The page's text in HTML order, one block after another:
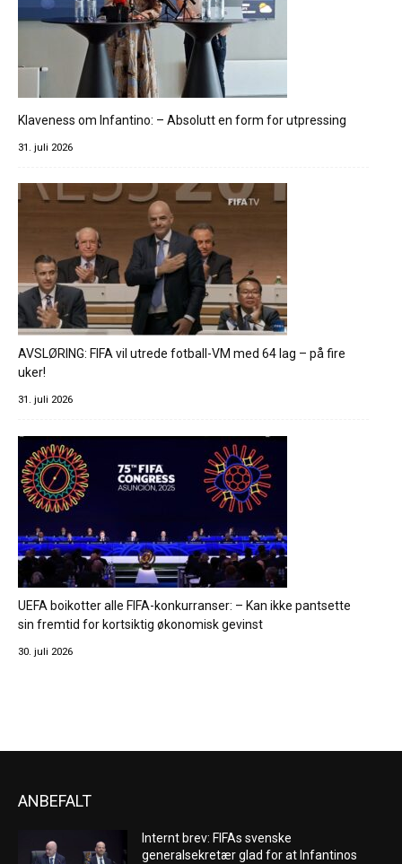
Klaveness om Infantino: – Absolutt en form for utpressing
31. juli 2026
AVSLØRING: FIFA vil utrede fotball-VM med 64 lag – på fire
uker!
31. juli 2026
UEFA boikotter alle FIFA-konkurranser: – Kan ikke pantsette
sin fremtid for kortsiktig økonomisk gevinst
30. juli 2026
ANBEFALT
Internt brev: FIFAs svenske
generalsekretær glad for at Infantinos